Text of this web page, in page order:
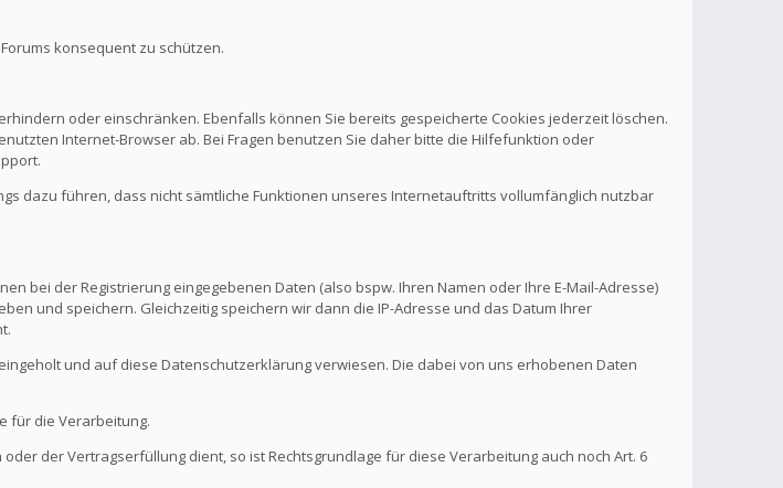
konsequent zu schützen.
oder einschränken. Ebenfalls können Sie bereits gespeicherte Cookies jederzeit löschen.
Internet-Browser ab. Bei Fragen benutzen Sie daher bitte die Hilfefunktion oder
dazu führen, dass nicht sämtliche Funktionen unseres Internetauftritts vollumfänglich nutzbar
bei der Registrierung eingegebenen Daten (also bspw. Ihren Namen oder Ihre E-Mail-Adresse)
und speichern. Gleichzeitig speichern wir dann die IP-Adresse und das Datum Ihrer
und auf diese Datenschutzerklärung verwiesen. Die dabei von uns erhobenen Daten
für die Verarbeitung.
der Vertragserfüllung dient, so ist Rechtsgrundlage für diese Verarbeitung auch noch Art. 6